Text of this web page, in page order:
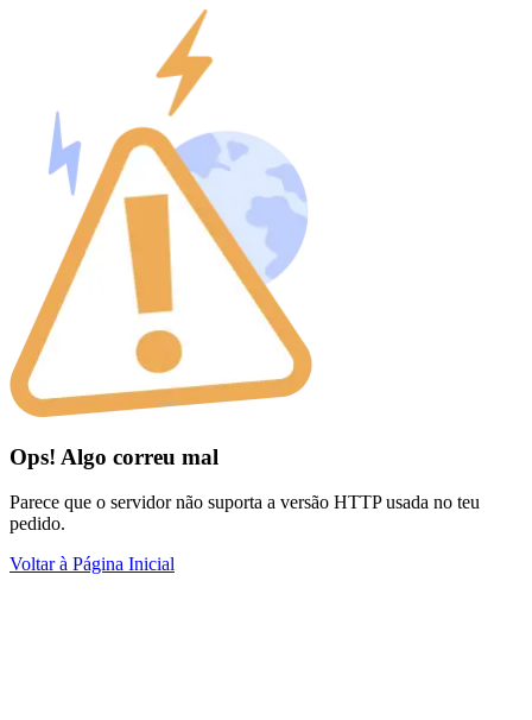
Ops! Algo correu mal
Parece que o servidor não suporta a versão HTTP usada no teu
pedido.
Voltar à Página Inicial